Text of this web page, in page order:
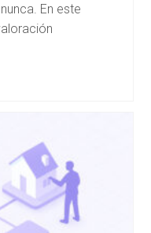
En este